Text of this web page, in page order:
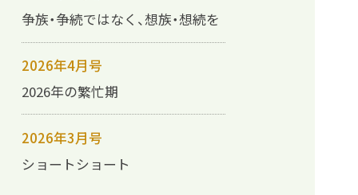
争族・争続ではなく、想族・想続を
2026年4月号
2026年の繁忙期
2026年3月号
ショートショート